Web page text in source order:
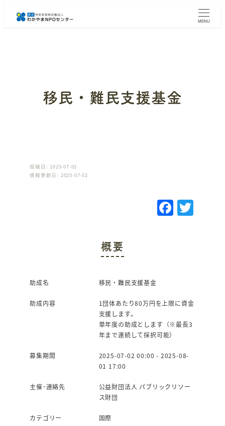
MENU
移民・難民支援基金
投稿日: 2025-07-02
情報更新日: 2025-07-02
F
a
o
k
T
概要
助成名 移民・難民支援基金
助成内容
1団体あたり80万円を上限に資金
支援します。
単年度の助成とします（※最長3
年まで連続して採択可能）
募集期間
2025-07-02 00:00 - 2025-08-
01 17:00
主催･連絡先
公益財団法人 パブリックリソー
ス財団
カテゴリー 国際